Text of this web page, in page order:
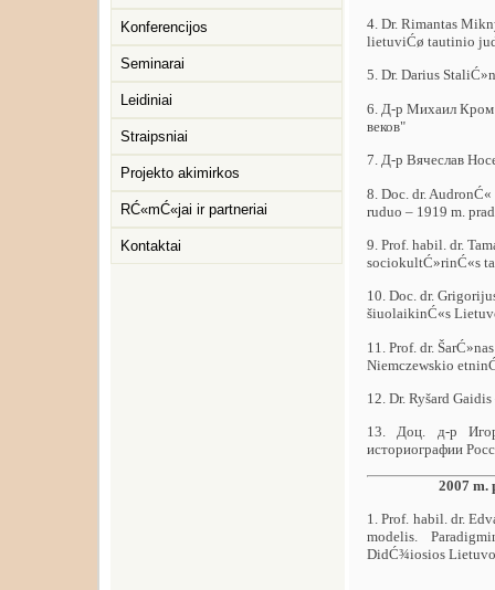
4. Dr. Rimantas
lietuviĆø tautinio
5. Dr. Darius
6. Д-р Михаил Кром
веков"
7. Д-р Вячеслав
8. Doc. dr.
ruduo – 1919 m.
9. Prof. habil. dr.
sociokultĆ»rinĆ«s
10. Doc. dr.
šiuolaikinĆ«s
11. Prof. dr.
Niemczewskio
12. Dr. Ryšard
13. Доц. д-р
историографии
2007 m.
1. Prof. habil. dr.
modelis.
DidĆ¾iosios
Konferencijos
Seminarai
Leidiniai
Straipsniai
Projekto akimirkos
RĆ«mĆ«jai ir partneriai
Kontaktai